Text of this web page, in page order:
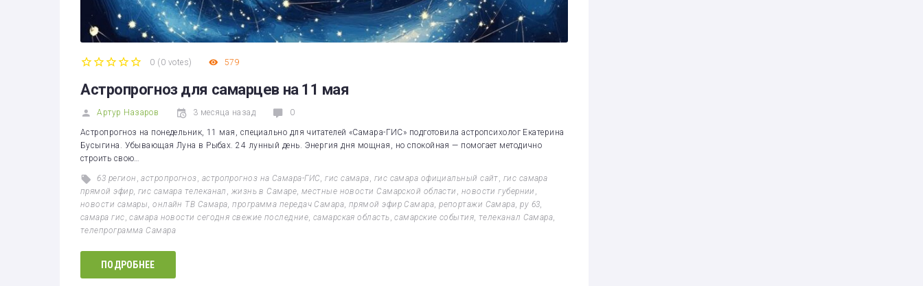
0 ( 0 votes) 579
Астропрогноз для самарцев на 11 мая
Артур Назаров 3 месяца назад 0
Астропрогноз на понедельник, 11 мая, специально для читателей «Самара-ГИС» подготовила астропсихолог Екатерина
Бусыгина. Убывающая Луна в Рыбах. 24 лунный день. Энергия дня мощная, но спокойная — помогает методично
строить свою…
63 регион ,астропрогноз, астропрогноз на Самара-ГИС,гис самара, гис самара официальный сайт, гис самара
прямой эфир, гис самара телеканал , жизнь в Самаре, местные новости Самарской области , новости губернии ,
новости самары,онлайн ТВ Самара,программа передач Самара,прямой эфир Самара,репортажи Самара,ру 63,
самара гис,самара новости сегодня свежие последние, самарская область,самарские события, телеканал Самара,
телепрограмма Самара
ПОДРОБНЕЕ